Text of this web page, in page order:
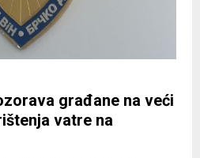
građane na veći
vatre na